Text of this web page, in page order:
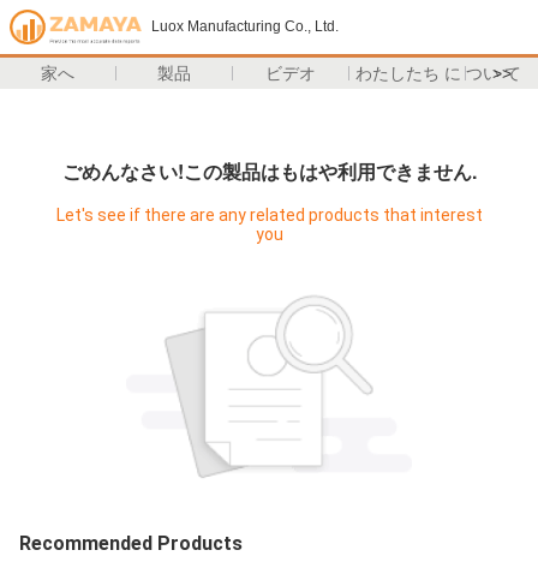
Luox Manufacturing Co., Ltd.
家へ 製品 ビデオ わたしたち に つい て
>>
ごめんなさい!この製品はもはや利用できません.
Let's see if there are any related products that interest
you
Recommended Products